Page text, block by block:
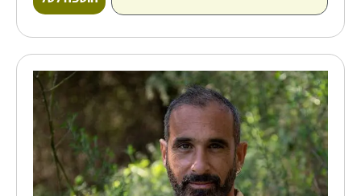
של
קורס
לאומנות
הריפוי
והליקוט
ביער-דרור
דראמי